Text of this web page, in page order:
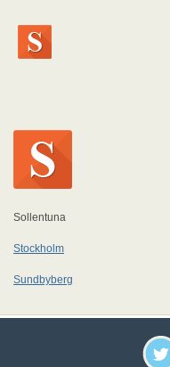
Sollentuna
Stockholm
Sundbyberg